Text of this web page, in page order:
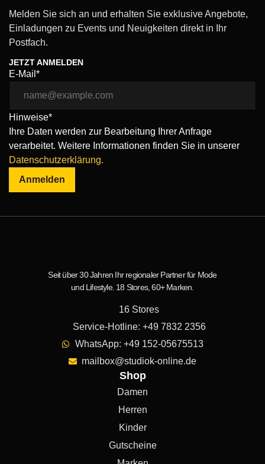
Melden Sie sich an und erhalten Sie exklusive Angebote,
Einladungen zu Events und Neuigkeiten direkt in Ihr
Postfach.
JETZT ANMELDEN
E-Mail*
Hinweise*
Ihre Daten werden zur Bearbeitung Ihrer Anfrage
verarbeitet. Weitere Informationen finden Sie in unserer
Datenschutzerklärung.
Anmelden
Seit über 30 Jahren Ihr regionaler Partner für Mode
und Lifestyle. 18 Stores, 60+ Marken.
16 Stores
Service-Hotline: +49 7832 2356
WhatsApp: +49 152-05675513
mailbox@studiok-online.de
Shop
Damen
Herren
Kinder
Gutscheine